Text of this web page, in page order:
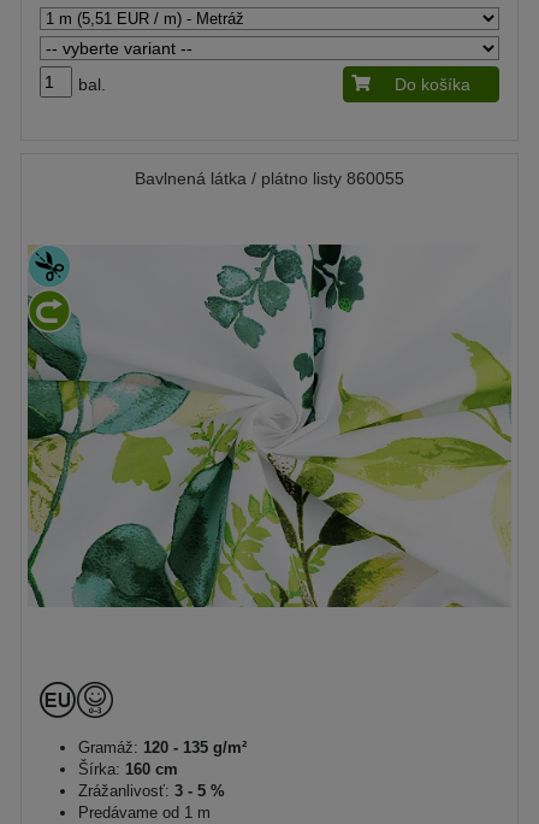
bal. Do košíka
Bavlnená látka / plátno listy 860055
Gramáž: 120 - 135 g/m²
Šírka: 160 cm
Zrážanlivosť: 3 - 5 %
Predávame od 1 m